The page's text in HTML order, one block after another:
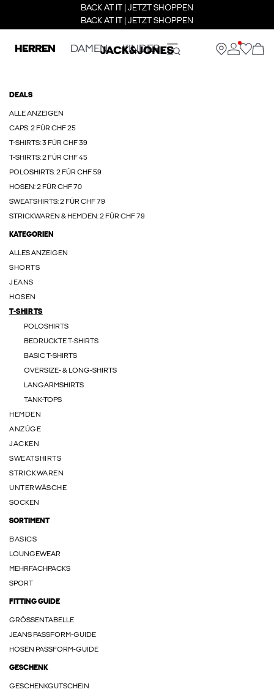
BACK AT IT | JETZT SHOPPEN
BACK AT IT | JETZT SHOPPEN
HERREN DAMEN KINDER
DEALS
ALLE ANZEIGEN
CAPS: 2 FÜR CHF 25
T-SHIRTS: 3 FÜR CHF 39
T-SHIRTS: 2 FÜR CHF 45
POLOSHIRTS: 2 FÜR CHF 59
HOSEN: 2 FÜR CHF 70
SWEATSHIRTS: 2 FÜR CHF 79
STRICKWAREN & HEMDEN: 2 FÜR CHF 79
KATEGORIEN
ALLES ANZEIGEN
SHORTS
JEANS
HOSEN
T-SHIRTS
POLOSHIRTS
BEDRUCKTE T-SHIRTS
BASIC T-SHIRTS
OVERSIZE- & LONG-SHIRTS
LANGARMSHIRTS
TANK-TOPS
HEMDEN
ANZÜGE
JACKEN
SWEATSHIRTS
STRICKWAREN
UNTERWÄSCHE
SOCKEN
SORTIMENT
BASICS
LOUNGEWEAR
MEHRFACHPACKS
SPORT
FITTING GUIDE
GRÖSSENTABELLE
JEANS PASSFORM-GUIDE
HOSEN PASSFORM-GUIDE
GESCHENK
GESCHENKGUTSCHEIN